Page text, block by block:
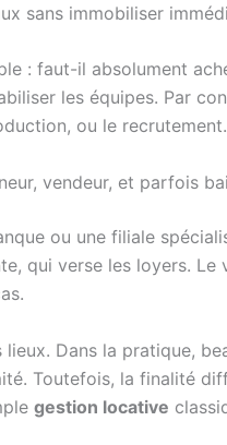
sans immobiliser
: faut-il absolument
les équipes. Par
ou le recrutement.
vendeur, et parfois
ou une filiale
qui verse les loyers.
Dans la pratique,
Toutefois, la finalité
gestion locative